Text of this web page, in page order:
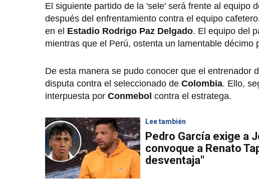
El siguiente partido de la 'sele' será frente al equipo
después del enfrentamiento contra el equipo
en el Estadio Rodrigo Paz Delgado. El equipo del
mientras que el Perú, ostenta un lamentable décimo
De esta manera se pudo conocer que el entrenador
disputa contra el seleccionado de Colombia. Ello,
interpuesta por Conmebol contra el estratega.
Lee también
Pedro García exige a
convoque a Renato
desventaja"